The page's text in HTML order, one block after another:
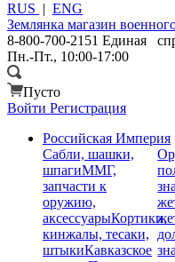
RUS | ENG
Землянка магазин
8-800-700-2151 Единая
Пн.-Пт., 10:00-17:00
Пусто
Войти Регистрация
Российская Империя
Сабли, шашки,
шпагиММГ,
запчасти к
оружию,
аксессуарыКортики,
кинжалы, тесаки,
штыкиКавказское